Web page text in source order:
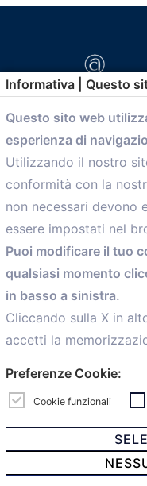
Menù
Home
Servizi
Convenzioni
Voce delle Nostre
Informazioni Ex L.
News
personalCaf
Informativa | Questo
Questo sito web
esperienza di
Utilizzando il nostro
conformità con la
non necessari devono
essere impostati nel
Puoi modificare il tuo
qualsiasi momento
in basso a sinistra.
Cliccando sulla X in
accetti la
Preferenze Cookie:
Cookie funzionali